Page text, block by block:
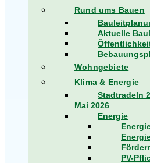
Rund ums Bauen
Aktuelle
Wohngebiete
Klima & Energie
Stadtradeln
Mai 2026
Energie
PV-